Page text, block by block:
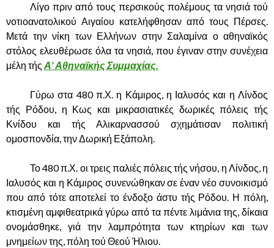
Λίγο πριν από τους περσικούς πολέμους τα νησιά τού
νοτιοανατολικού Αιγαίου κατελήφθησαν από τους Πέρσες.
Μετά την νίκη των Ελλήνων στην Σαλαμίνα ο αθηναϊκός
στόλος ελευθέρωσε όλα τα νησιά, που έγιναν στην συνέχεια
μέλη τής Α’ Αθηναϊκής Συμμαχίας.
Γύρω στα 480 π.Χ. η Κάμιρος, η Ιαλυσός και η Λίνδος
τής Ρόδου, η Κως και μικρασιατικές δωρικές πόλεις τής
Κνίδου και τής Αλικαρνασσού σχημάτισαν πολιτική
ομοσπονδία, την Δωρική Εξάπολη.
Το 480 π.Χ. οι τρεις παλιές πόλεις τής νήσου, η Λίνδος, η
Ιαλυσός και η Κάμιρος συνενώθηκαν σε έναν νέο συνοικισμό
που από τότε αποτελεί το ένδοξο άστυ τής Ρόδου. Η πόλη,
κτισμένη αμφιθεατρικά γύρω από τα πέντε λιμάνια της, δίκαια
ονομάσθηκε, γιά την λαμπρότητα των κτηρίων και των
μνημείων της, πόλη τού Θεού Ήλιου.